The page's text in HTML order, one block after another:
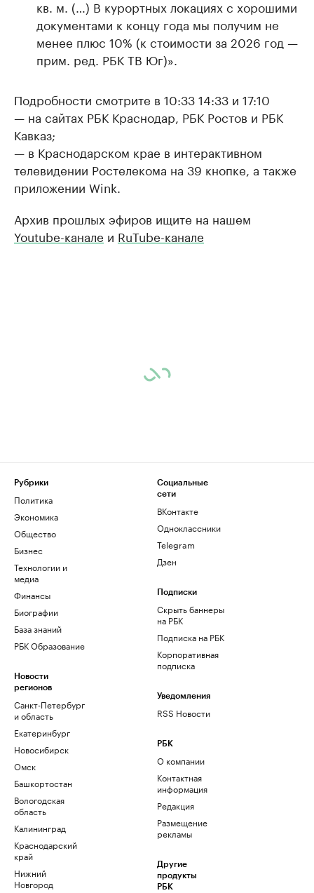
кв. м. (…) В курортных локациях с хорошими
документами к концу года мы получим не
менее плюс 10% (к стоимости за 2026 год —
прим. ред. РБК ТВ Юг)».
Подробности смотрите в 10:33 14:33 и 17:10
— на сайтах РБК Краснодар, РБК Ростов и РБК
Кавказ;
— в Краснодарском крае в интерактивном
телевидении Ростелекома на 39 кнопке, а также
приложении Wink.
Архив прошлых эфиров ищите на нашем
Youtube-канале и RuTube-канале
Рубрики
Политика
Экономика
Общество
Бизнес
Технологии и
медиа
Финансы
Биографии
База знаний
РБК Образование
Новости
регионов
Санкт-Петербург
и область
Екатеринбург
Новосибирск
Омск
Башкортостан
Вологодская
область
Калининград
Краснодарский
край
Нижний
Новгород
Социальные
сети
ВКонтакте
Одноклассники
Telegram
Дзен
Подписки
Скрыть баннеры
на РБК
Подписка на РБК
Корпоративная
подписка
Уведомления
RSS Новости
РБК
О компании
Контактная
информация
Редакция
Размещение
рекламы
Другие
продукты
РБК